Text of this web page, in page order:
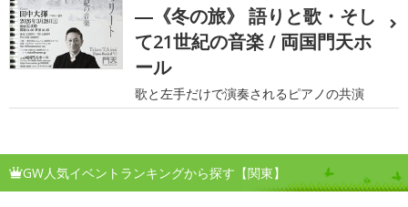
―《冬の旅》 語りと歌・そし
て21世紀の音楽 / 両国門天ホ
ール
歌と左手だけで演奏されるピアノの共演
GW人気イベントランキングから探す【関東】